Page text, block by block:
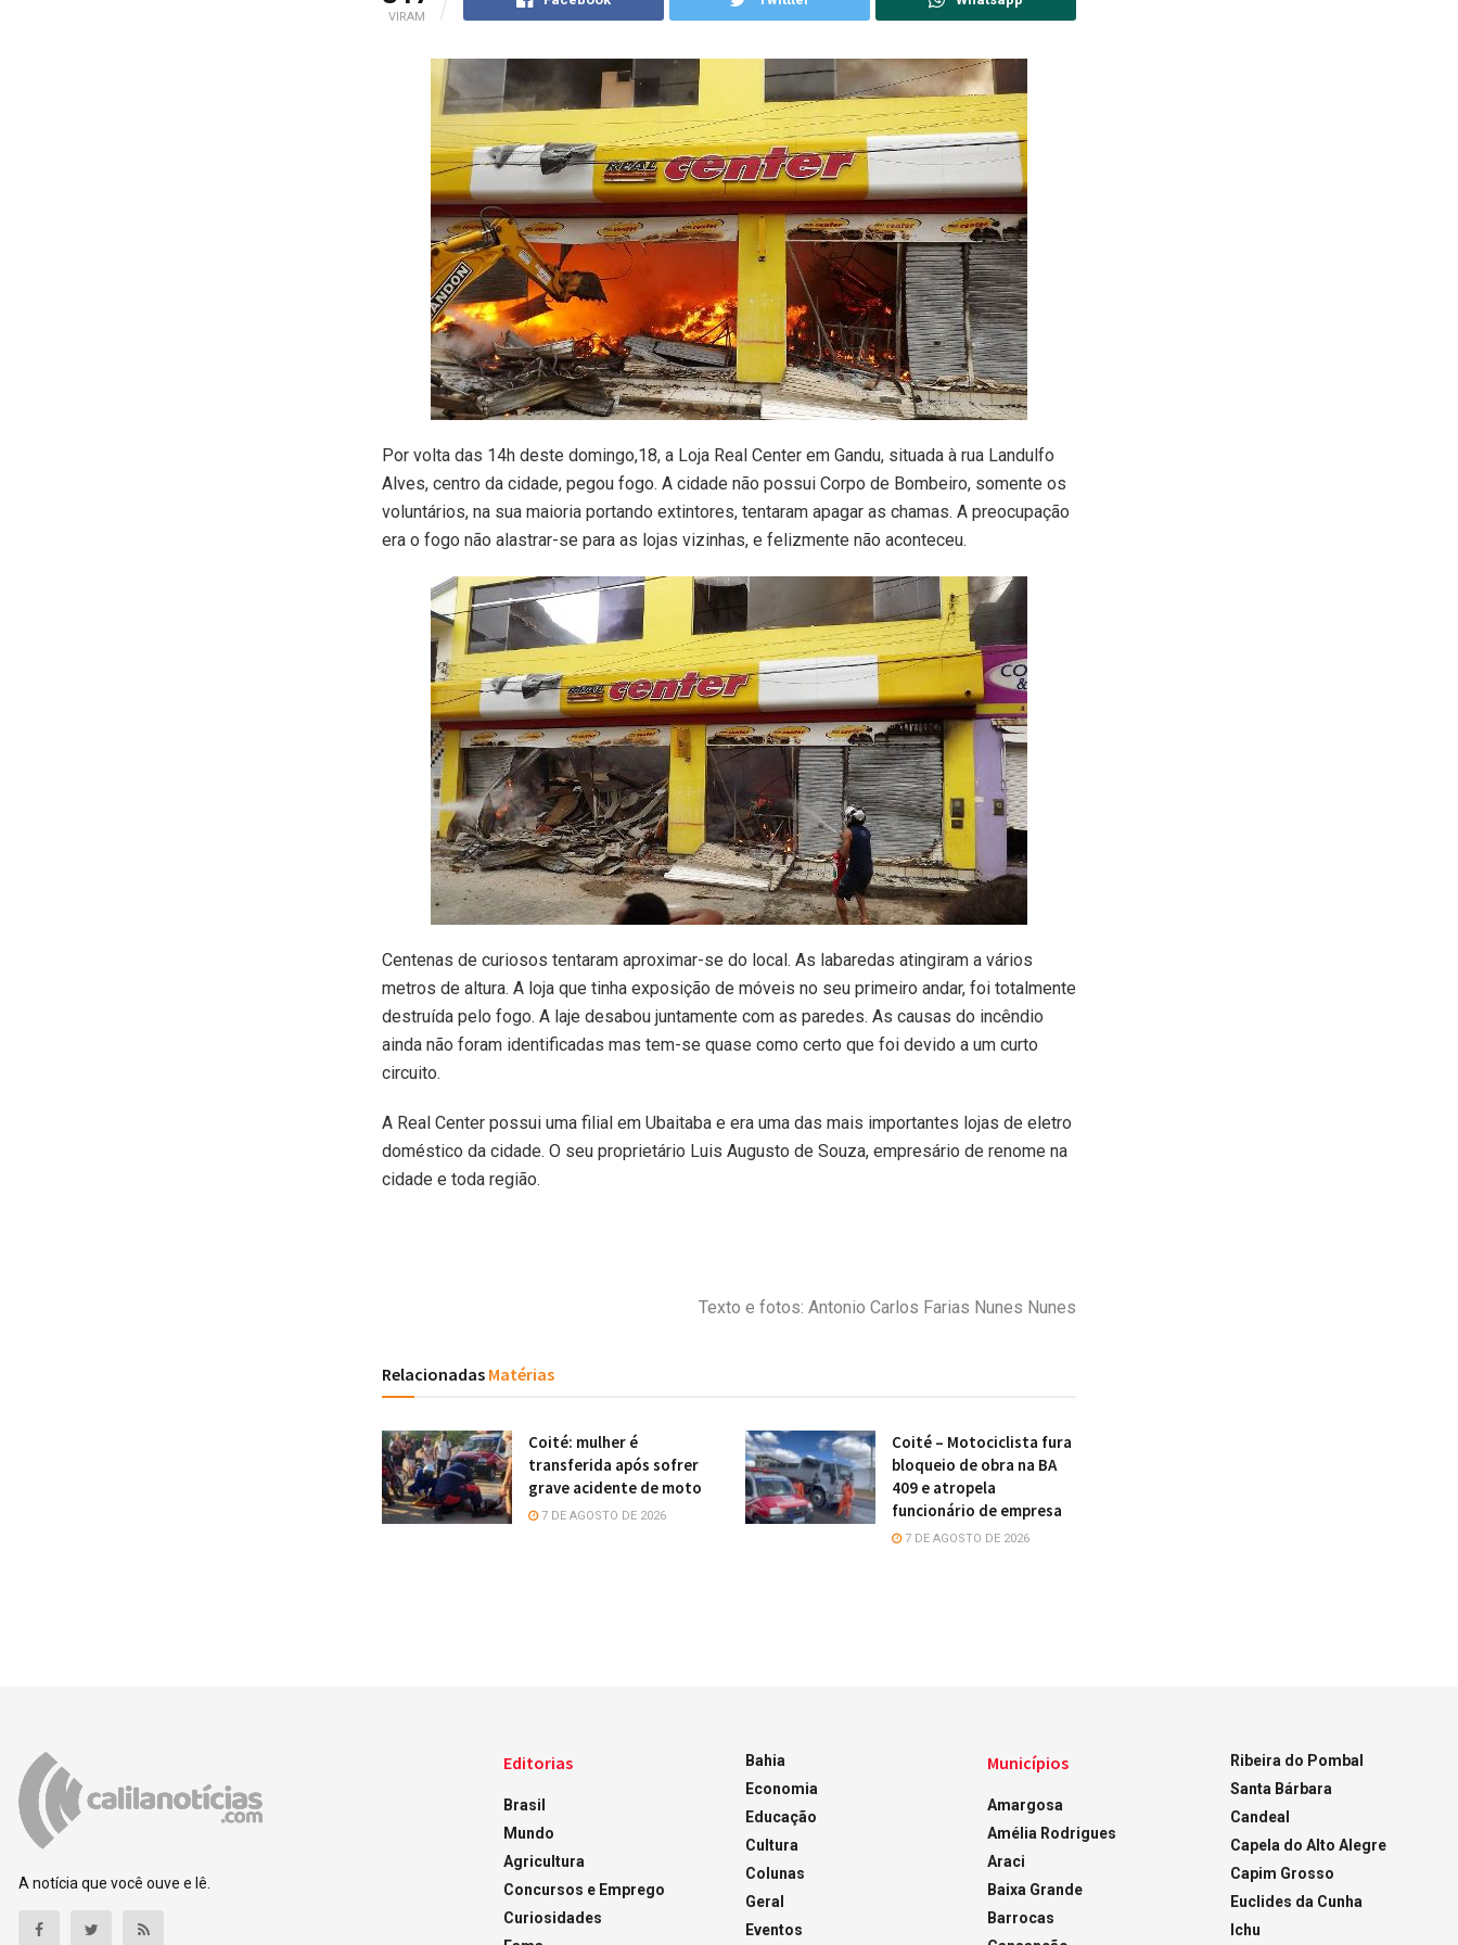
VIRAM
Por volta das 14h deste domingo,18, a Loja Real Center em Gandu, situada à rua Landulfo
Alves, centro da cidade, pegou fogo. A cidade não possui Corpo de Bombeiro, somente os
voluntários, na sua maioria portando extintores, tentaram apagar as chamas. A preocupação
era o fogo não alastrar-se para as lojas vizinhas, e felizmente não aconteceu.
Centenas de curiosos tentaram aproximar-se do local. As labaredas atingiram a vários
metros de altura. A loja que tinha exposição de móveis no seu primeiro andar, foi totalmente
destruída pelo fogo. A laje desabou juntamente com as paredes. As causas do incêndio
ainda não foram identificadas mas tem-se quase como certo que foi devido a um curto
circuito.
A Real Center possui uma filial em Ubaitaba e era uma das mais importantes lojas de eletro
doméstico da cidade. O seu proprietário Luis Augusto de Souza, empresário de renome na
cidade e toda região.
Texto e fotos: Antonio Carlos Farias Nunes Nunes
Relacionadas Matérias
Coité: mulher é
transferida após sofrer
grave acidente de moto
7 DE AGOSTO DE 2026
Coité – Motociclista fura
bloqueio de obra na BA
409 e atropela
funcionário de empresa
7 DE AGOSTO DE 2026
A notícia que você ouve e lê.
Editorias
Brasil
Mundo
Agricultura
Concursos e Emprego
Curiosidades
Bahia
Economia
Educação
Cultura
Colunas
Geral
Eventos
Municípios
Amargosa
Amélia Rodrigues
Araci
Baixa Grande
Barrocas
Ribeira do Pombal
Santa Bárbara
Candeal
Capela do Alto Alegre
Capim Grosso
Euclides da Cunha
Ichu